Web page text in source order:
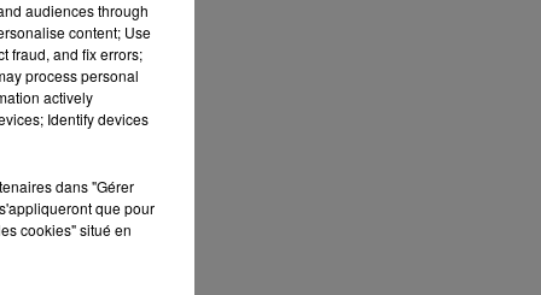
audiences through
content; Use
fraud, and fix errors;
process personal
actively
Identify devices
dans "Gérer
que pour
cookies" situé en